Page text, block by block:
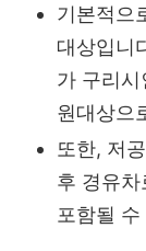
기본적으
대상입니
가 구리시
원대상으
또한, 저
후 경유
포함될